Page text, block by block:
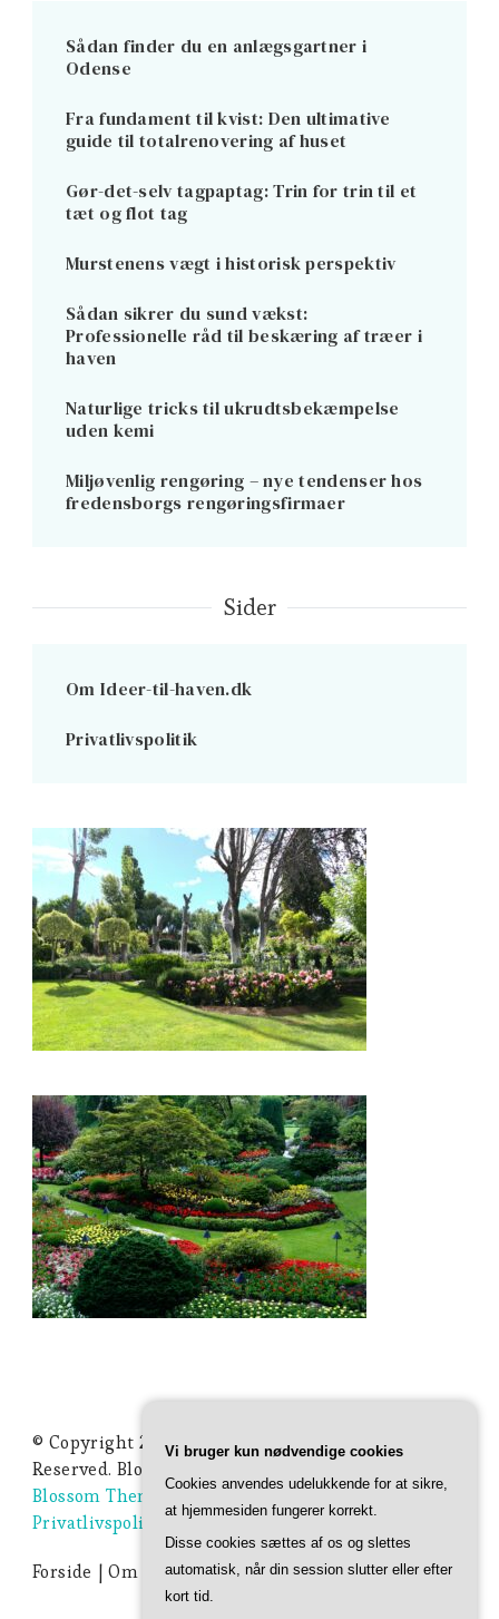
Sådan finder du en anlægsgartner i
Odense
Fra fundament til kvist: Den ultimative
guide til totalrenovering af huset
Gør-det-selv tagpaptag: Trin for trin til et
tæt og flot tag
Murstenens vægt i historisk perspektiv
Sådan sikrer du sund vækst:
Professionelle råd til beskæring af træer i
haven
Naturlige tricks til ukrudtsbekæmpelse
uden kemi
Miljøvenlig rengøring – nye tendenser hos
fredensborgs rengøringsfirmaer
Sider
Om Ideer-til-haven.dk
Privatlivspolitik
© Copyright 2026 Ideer Til Haven. All Rights
Reserved.Blossom Studio | Developed By
Blossom Themes. Powered byWordPress .
Privatlivspolitik
Forside Om Ideer-til-haven.dk Privatlivspolitik
Vi bruger kun nødvendige cookies
Cookies anvendes udelukkende for at sikre,
at hjemmesiden fungerer korrekt.
Disse cookies sættes af os og slettes
automatisk, når din session slutter eller efter
kort tid.